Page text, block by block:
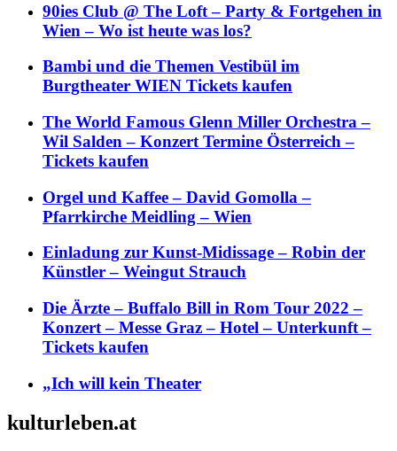
90ies Club @ The Loft – Party & Fortgehen in
Wien – Wo ist heute was los?
Bambi und die Themen Vestibül im
Burgtheater WIEN Tickets kaufen
The World Famous Glenn Miller Orchestra –
Wil Salden – Konzert Termine Österreich –
Tickets kaufen
Orgel und Kaffee – David Gomolla –
Pfarrkirche Meidling – Wien
Einladung zur Kunst-Midissage – Robin der
Künstler – Weingut Strauch
Die Ärzte – Buffalo Bill in Rom Tour 2022 –
Konzert – Messe Graz – Hotel – Unterkunft –
Tickets kaufen
„Ich will kein Theater
kulturleben.at